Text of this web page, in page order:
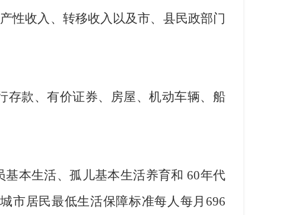
性收入、转移收入以及市、县民政部门
存款、有价证券、房屋、机动车辆、船
本生活、孤儿基本生活养育和 60年代
市居民最低生活保障标准每人每月 696